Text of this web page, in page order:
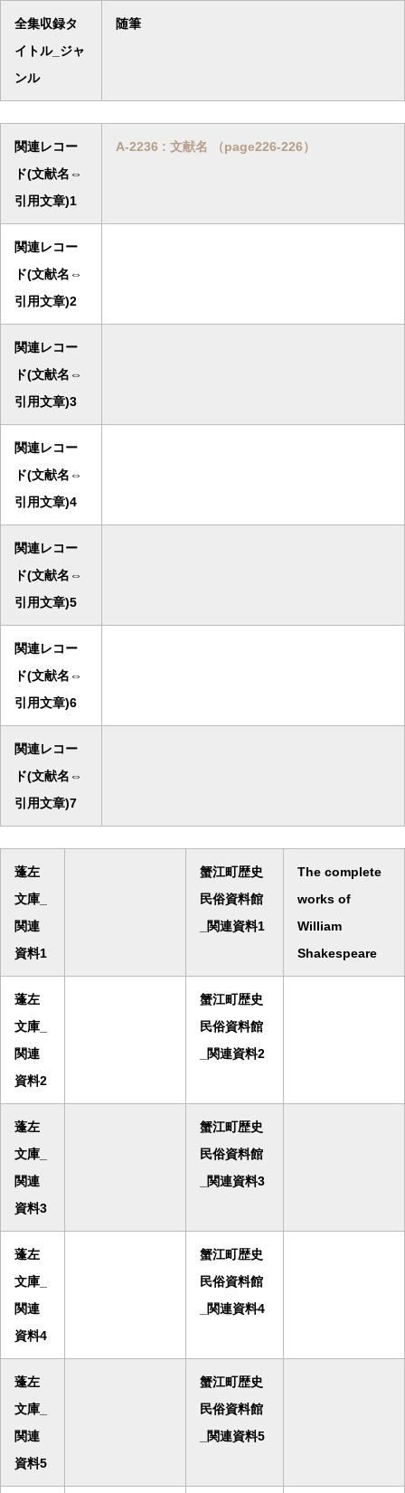
全集収録タ
イトル_ジャ
ンル
随筆
関連レコー
ド(文献名⇔
引用文章)1
A-2236 : 文献名 （page226-226）
関連レコー
ド(文献名⇔
引用文章)2
関連レコー
ド(文献名⇔
引用文章)3
関連レコー
ド(文献名⇔
引用文章)4
関連レコー
ド(文献名⇔
引用文章)5
関連レコー
ド(文献名⇔
引用文章)6
関連レコー
ド(文献名⇔
引用文章)7
蓬左
文庫_
関連
資料1
蟹江町歴史
民俗資料館
_関連資料1
The complete
works of
William
Shakespeare
蓬左
文庫_
関連
資料2
蟹江町歴史
民俗資料館
_関連資料2
蓬左
文庫_
関連
資料3
蟹江町歴史
民俗資料館
_関連資料3
蓬左
文庫_
関連
資料4
蟹江町歴史
民俗資料館
_関連資料4
蓬左
文庫_
関連
資料5
蟹江町歴史
民俗資料館
_関連資料5